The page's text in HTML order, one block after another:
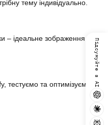
тему індивідуально.
– ідеальне зображення на
та оптимізуємо
Підсумуйте з AI